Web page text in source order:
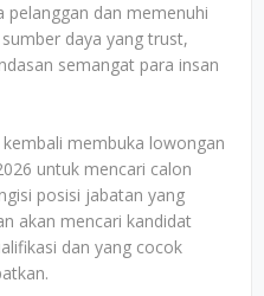
pelanggan dan memenuhi
daya yang trust,
semangat para insan
membuka lowongan
untuk mencari calon
posisi jabatan yang
akan mencari kandidat
dan yang cocok